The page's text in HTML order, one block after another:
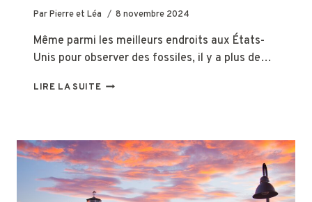
ParPierre et Léa 8 novembre 2024
Même parmi les meilleurs endroits aux États-
Unis pour observer des fossiles, il y a plus de…
LIRE LA SUITE 7
LES
PLUS
FASCINANTES
DU
21E